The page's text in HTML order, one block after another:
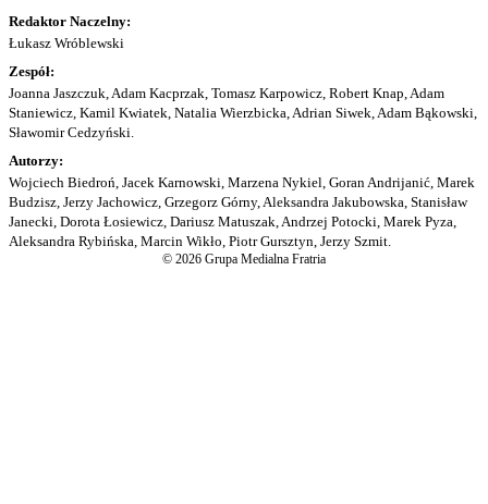
Redaktor Naczelny:
Łukasz Wróblewski
Zespół:
Joanna Jaszczuk, Adam Kacprzak, Tomasz Karpowicz, Robert Knap, Adam
Staniewicz, Kamil Kwiatek, Natalia Wierzbicka, Adrian Siwek, Adam Bąkowski,
Sławomir Cedzyński.
Autorzy:
Wojciech Biedroń, Jacek Karnowski, Marzena Nykiel, Goran Andrijanić, Marek
Budzisz, Jerzy Jachowicz, Grzegorz Górny, Aleksandra Jakubowska, Stanisław
Janecki, Dorota Łosiewicz, Dariusz Matuszak, Andrzej Potocki, Marek Pyza,
Aleksandra Rybińska, Marcin Wikło, Piotr Gursztyn, Jerzy Szmit.
© 2026 Grupa Medialna Fratria